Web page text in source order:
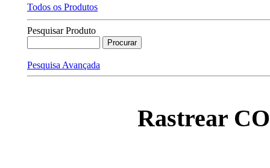
Todos os Produtos
Pesquisar Produto
Pesquisa Avançada
Rastrear